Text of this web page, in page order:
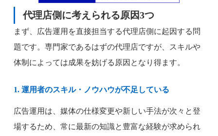
代理店側に考えられる原因3つ
まず、広告運用を直接担当する代理店側に起因する問
題です。専門家であるはずの代理店ですが、スキルや
体制によっては成果を妨げる原因となり得ます。
1. 運用者のスキル・ノウハウが不足している
広告運用は、媒体の仕様変更や新しい手法が次々と登
場するため、常に最新の知識と豊富な経験が求められ